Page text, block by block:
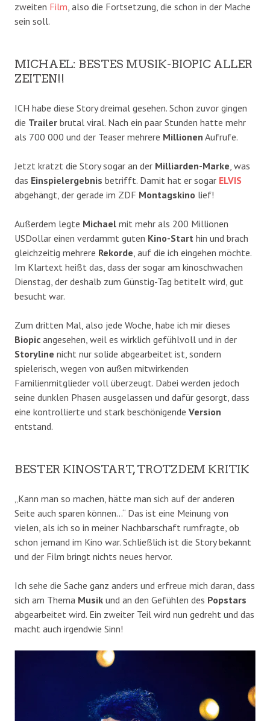
zweiten Film, also die Fortsetzung, die schon in der Mache
sein soll.
MICHAEL: BESTES MUSIK-BIOPIC ALLER
ZEITEN!!
ICH habe diese Story dreimal gesehen. Schon zuvor gingen
die Trailer brutal viral. Nach ein paar Stunden hatte mehr
als 700 000 und der Teaser mehrere Millionen Aufrufe.
Jetzt kratzt die Story sogar an der Milliarden-Marke, was
das Einspielergebnis betrifft. Damit hat er sogar ELVIS
abgehängt, der gerade im ZDF Montagskino lief!
Außerdem legte Michael mit mehr als 200 Millionen
USDollar einen verdammt guten Kino-Start hin und brach
gleichzeitig mehrere Rekorde, auf die ich eingehen möchte.
Im Klartext heißt das, dass der sogar am kinoschwachen
Dienstag, der deshalb zum Günstig-Tag betitelt wird, gut
besucht war.
Zum dritten Mal, also jede Woche, habe ich mir dieses
Biopic angesehen, weil es wirklich gefühlvoll und in der
Storyline nicht nur solide abgearbeitet ist, sondern
spielerisch, wegen von außen mitwirkenden
Familienmitglieder voll überzeugt. Dabei werden jedoch
seine dunklen Phasen ausgelassen und dafür gesorgt, dass
eine kontrollierte und stark beschönigende Version
entstand.
BESTER KINOSTART, TROTZDEM KRITIK
„Kann man so machen, hätte man sich auf der anderen
Seite auch sparen können…“ Das ist eine Meinung von
vielen, als ich so in meiner Nachbarschaft rumfragte, ob
schon jemand im Kino war. Schließlich ist die Story bekannt
und der Film bringt nichts neues hervor.
Ich sehe die Sache ganz anders und erfreue mich daran, dass
sich am Thema Musik und an den Gefühlen des Popstars
abgearbeitet wird. Ein zweiter Teil wird nun gedreht und das
macht auch irgendwie Sinn!